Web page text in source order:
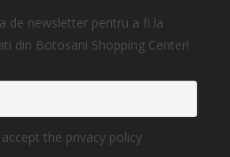
de newsletter pentru a fi la
din Botosani Shopping Center!
the privacy policy